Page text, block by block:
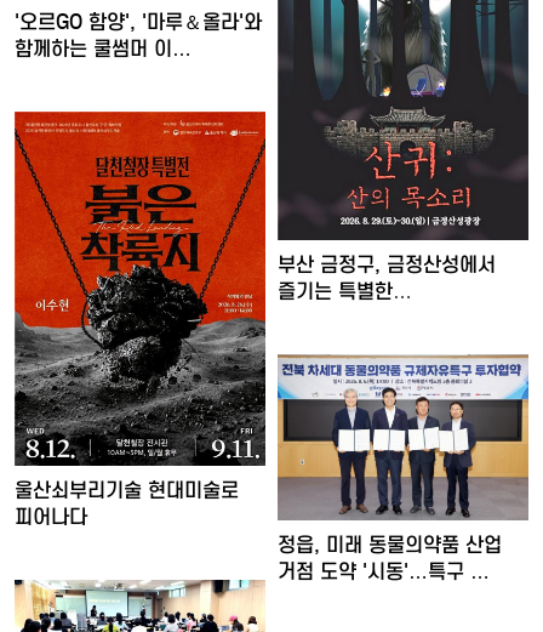
'오르GO 함양', '마루＆올라'와
함께하는 쿨썸머 이…
부산 금정구, 금정산성에서
즐기는 특별한
울산쇠부리기술 현대미술로
피어나다
정읍, 미래 동물의약품 산업
거점 도약 '시동'…특구 …